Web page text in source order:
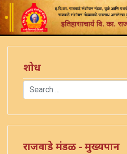
शोध
Search
राजवाडे मंडळ - मुख्यपान